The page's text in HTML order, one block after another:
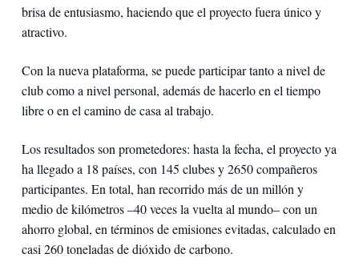
brisa de entusiasmo, haciendo que el proyecto fuera único y
atractivo.
Con la nueva plataforma, se puede participar tanto a nivel de
club como a nivel personal, además de hacerlo en el tiempo
libre o en el camino de casa al trabajo.
Los resultados son prometedores: hasta la fecha, el proyecto ya
ha llegado a 18 países, con 145 clubes y 2650 compañeros
participantes. En total, han recorrido más de un millón y
medio de kilómetros –40 veces la vuelta al mundo– con un
ahorro global, en términos de emisiones evitadas, calculado en
casi 260 toneladas de dióxido de carbono.